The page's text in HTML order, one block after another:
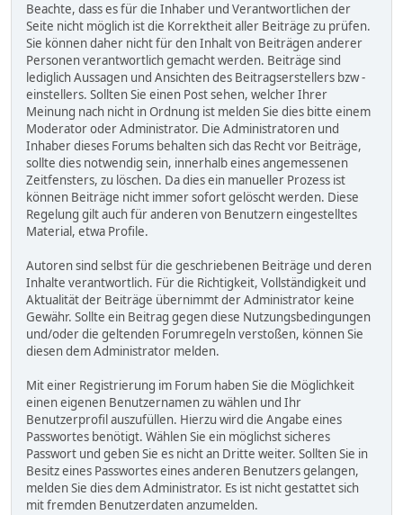
Beachte, dass es für die Inhaber und Verantwortlichen der
Seite nicht möglich ist die Korrektheit aller Beiträge zu prüfen.
Sie können daher nicht für den Inhalt von Beiträgen anderer
Personen verantwortlich gemacht werden. Beiträge sind
lediglich Aussagen und Ansichten des Beitragserstellers bzw -
einstellers. Sollten Sie einen Post sehen, welcher Ihrer
Meinung nach nicht in Ordnung ist melden Sie dies bitte einem
Moderator oder Administrator. Die Administratoren und
Inhaber dieses Forums behalten sich das Recht vor Beiträge,
sollte dies notwendig sein, innerhalb eines angemessenen
Zeitfensters, zu löschen. Da dies ein manueller Prozess ist
können Beiträge nicht immer sofort gelöscht werden. Diese
Regelung gilt auch für anderen von Benutzern eingestelltes
Material, etwa Profile.
Autoren sind selbst für die geschriebenen Beiträge und deren
Inhalte verantwortlich. Für die Richtigkeit, Vollständigkeit und
Aktualität der Beiträge übernimmt der Administrator keine
Gewähr. Sollte ein Beitrag gegen diese Nutzungsbedingungen
und/oder die geltenden Forumregeln verstoßen, können Sie
diesen dem Administrator melden.
Mit einer Registrierung im Forum haben Sie die Möglichkeit
einen eigenen Benutzernamen zu wählen und Ihr
Benutzerprofil auszufüllen. Hierzu wird die Angabe eines
Passwortes benötigt. Wählen Sie ein möglichst sicheres
Passwort und geben Sie es nicht an Dritte weiter. Sollten Sie in
Besitz eines Passwortes eines anderen Benutzers gelangen,
melden Sie dies dem Administrator. Es ist nicht gestattet sich
mit fremden Benutzerdaten anzumelden.